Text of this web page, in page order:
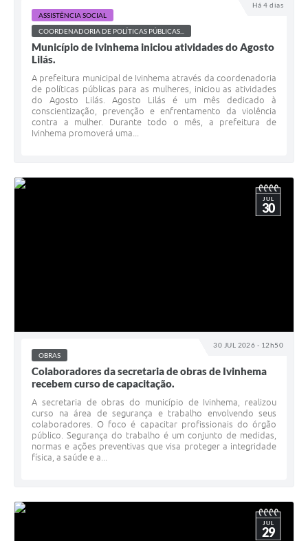
Há 4 dias
ASSISTÊNCIA SOCIAL
COORDENADORIA DE POLÍTICAS PÚBLICAS...
Município de Ivinhema iniciou atividades do Agosto
Lilás.
A prefeitura municipal de Ivinhema através da coordenadoria
de políticas públicas para as mulheres, iniciou as atividades
do Agosto Lilás. Agosto Lilás é um mês dedicado à
conscientização, prevenção e enfrentamento da violência
contra a mulher. Durante todo o mês, a prefeitura de
Ivinhema promoverá uma...
30 JUL 2026 - 12h50
JUL
30
OBRAS
Colaboradores da secretaria de obras de Ivinhema
recebem curso de capacitação.
A secretaria de obras do município de Ivinhema, realizou
curso na área de segurança e trabalho envolvendo seus
colaboradores. O foco é capacitar profissionais do órgão
público. Segurança do trabalho é um conjunto de medidas,
normas e ações preventivas que visa proteger a integridade
física, a saúde e a...
JUL
29